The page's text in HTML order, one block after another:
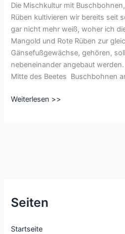
Die Mischkultur mit
Rüben kultivieren wir bereits seit
gar nicht mehr weiß, woher ich
Mangold und Rote Rüben zur
Gänsefußgewächse, gehören,
nebeneinander angebaut
Mitte des Beetes Buschbohnen
Mischkultur
Weiterlesen >>
Seiten
Startseite